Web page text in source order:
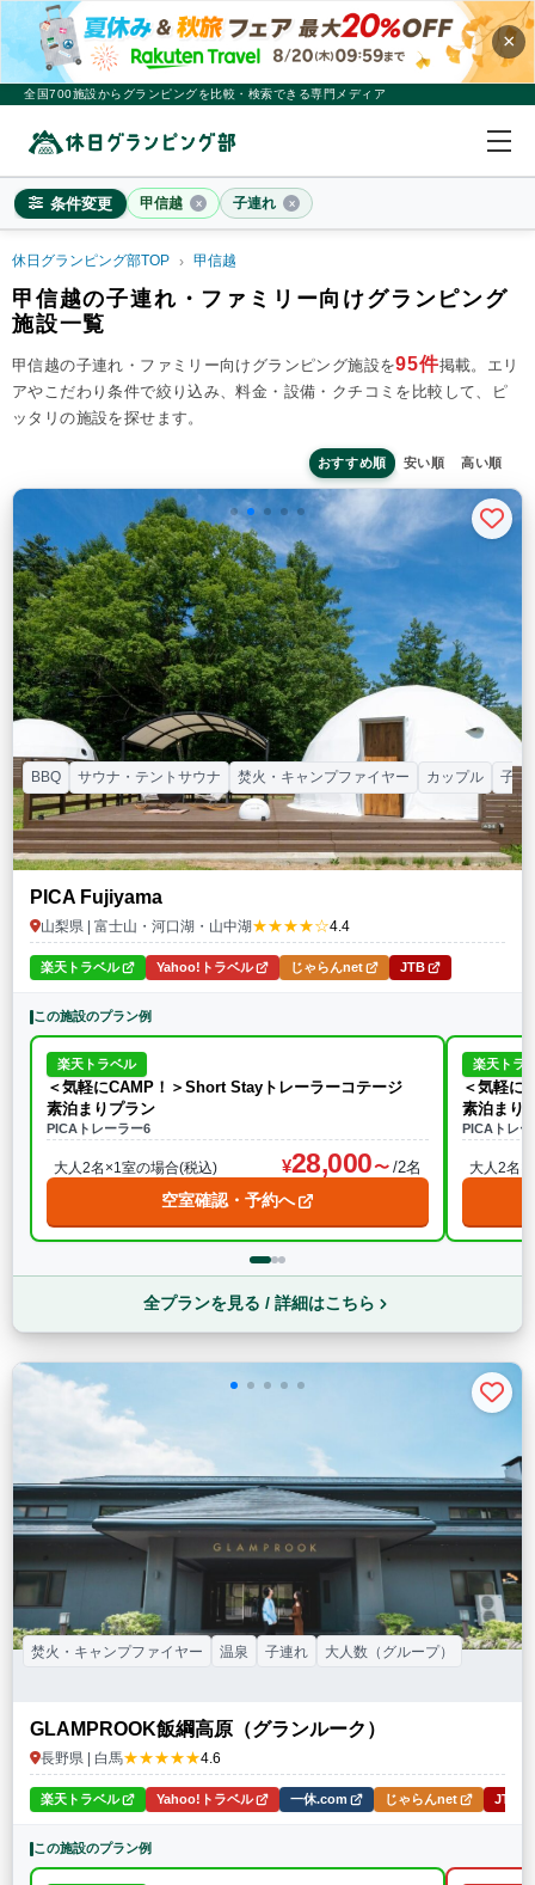
×
全国700施設からグランピングを比較・検索できる専門メディア
条件変更 甲信越 子連れ
料金目安※4名利用時の1名最安値
~20,000円/人 20,001~39,999円/人 40,000円~/人
シチュエーション
ペット連れ
コットンテント コテージ・ロッジ
バンガロー・キャビン 1組限定貸切
特徴・アクティビティ
BBQ サウナ・テントサウナ 焚火・キャンプファイヤー
温泉 プール 海水浴 ドッグラン 駅から徒歩15分以内
駅から送迎あり
条件をクリア この条件で再検索
休日グランピング部TOP 甲信越
甲信越の子連れ・ファミリー向けグランピング
施設一覧
甲信越の子連れ・ファミリー向けグランピング施設を95件掲載。 エリ
アやこだわり条件で絞り込み、料金・設備・クチコミを比較して、ピ
ッタリの施設を探せます。
おすすめ順 安い順 高い順
PICA Fujiyama
山梨県 | 富士山・河口湖・山中湖★★★★☆4.4
BBQ サウナ・テントサウナ 焚火・キャンプファイヤー カップル 子連
楽天トラベル Yahoo!トラベル じゃらんnet JTB
この施設のプラン例
楽天トラベル
＜気軽にCAMP！＞Short Stayトレーラーコテージ
素泊まりプラン
PICAトレーラー6
大人2名×1室の場合(税込) 28,000 /2名
空室確認・予約へ
楽天トラ
＜気軽に
素泊まり
PICAトレ
大人2名
全プランを見る / 詳細はこちら
GLAMPROOK飯綱高原（グランルーク）
長野県 | 白馬★★★★★4.6
焚火・キャンプファイヤー 温泉 子連れ 大人数（グループ）
楽天トラベル Yahoo!トラベル 一休.com じゃらんnet JTB
この施設のプラン例